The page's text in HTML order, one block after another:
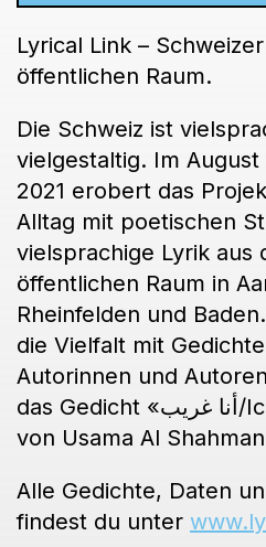
Lyrical Link –
öffentlichen Raum.
Die Schweiz ist
vielgestaltig. Im
2021 erobert das
Alltag mit poetischen
vielsprachige Lyrik aus
öffentlichen Raum in
Rheinfelden und
die Vielfalt mit
Autorinnen und
das Gedicht «أنا غريب/Ich bin der Fremde»
von Usama Al
Alle Gedichte, Daten
findest du unter